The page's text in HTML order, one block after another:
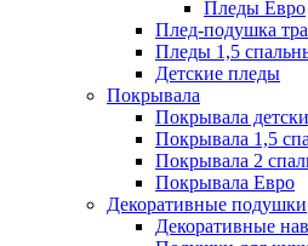
Пледы Евро
Плед-подушка
Пледы 1,5
Детские пледы
Покрывала
Покрывала
Покрывала 1,5
Покрывала 2
Покрывала Евро
Декоративные подушки
Декоративные